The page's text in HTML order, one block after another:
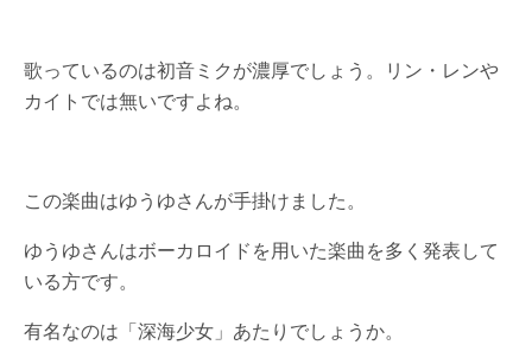
歌っているのは初音ミクが濃厚でしょう。リン・レンや
カイトでは無いですよね。
この楽曲はゆうゆさんが手掛けました。
ゆうゆさんはボーカロイドを用いた楽曲を多く発表して
いる方です。
有名なのは「深海少女」あたりでしょうか。